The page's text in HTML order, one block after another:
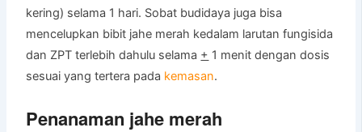
kering) selama 1 hari. Sobat budidaya juga bisa
mencelupkan bibit jahe merah kedalam larutan fungisida
dan ZPT terlebih dahulu selama + 1 menit dengan dosis
sesuai yang tertera pada kemasan.
Penanaman jahe merah